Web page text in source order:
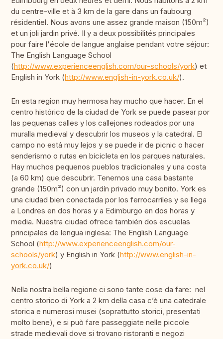
du centre-ville et à 3 km de la gare dans un faubourg
résidentiel. Nous avons une assez grande maison (150m²)
et un joli jardin privé. Il y a deux possibilités principales
pour faire l'école de langue anglaise pendant votre séjour:
The English Language School
(http://www.experienceenglish.com/our-schools/york) et
English in York (http://www.english-in-york.co.uk/).
En esta region muy hermosa hay mucho que hacer. En el
centro histórico de la ciudad de York se puede pasear por
las pequenas calles y los callejones rodeados por una
muralla medieval y descubrir los museos y la catedral. El
campo no está muy lejos y se puede ir de picnic o hacer
senderismo o rutas en bicicleta en los parques naturales.
Hay muchos pequenos pueblos tradicionales y una costa
(a 60 km) que descubrir. Tenemos una casa bastante
grande (150m²) con un jardín privado muy bonito. York es
una ciudad bien conectada por los ferrocarriles y se llega
a Londres en dos horas y a Edimburgo en dos horas y
media. Nuestra ciudad ofrece también dos escuelas
principales de lengua inglesa: The English Language
School (http://www.experienceenglish.com/our-
schools/york) y English in York (http://www.english-in-
york.co.uk/)
Nella nostra bella regione ci sono tante cose da fare: nel
centro storico di York a 2 km della casa c’è una catedrale
storica e numerosi musei (soprattutto storici, presentati
molto bene), e si può fare passeggiate nelle piccole
strade medievali dove si trovano ristoranti e negozi